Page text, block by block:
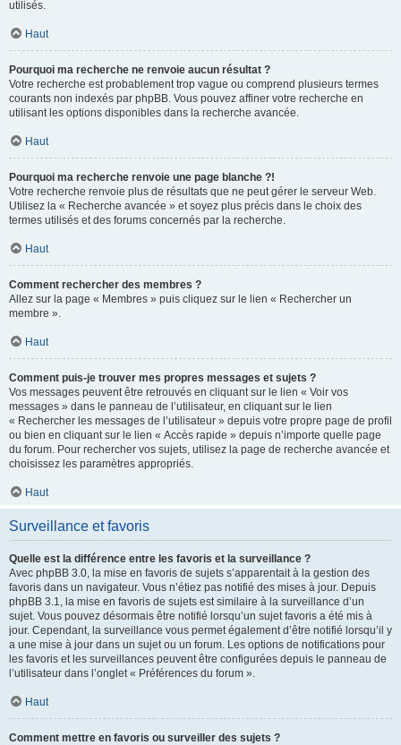
utilisés.
Haut
Pourquoi ma recherche ne renvoie aucun résultat ?
Votre recherche est probablement trop vague ou comprend plusieurs termes
courants non indexés par phpBB. Vous pouvez affiner votre recherche en
utilisant les options disponibles dans la recherche avancée.
Haut
Pourquoi ma recherche renvoie une page blanche ?!
Votre recherche renvoie plus de résultats que ne peut gérer le serveur Web.
Utilisez la « Recherche avancée » et soyez plus précis dans le choix des
termes utilisés et des forums concernés par la recherche.
Haut
Comment rechercher des membres ?
Allez sur la page « Membres » puis cliquez sur le lien « Rechercher un
membre ».
Haut
Comment puis-je trouver mes propres messages et sujets ?
Vos messages peuvent être retrouvés en cliquant sur le lien « Voir vos
messages » dans le panneau de l’utilisateur, en cliquant sur le lien
« Rechercher les messages de l’utilisateur » depuis votre propre page de profil
ou bien en cliquant sur le lien « Accès rapide » depuis n’importe quelle page
du forum. Pour rechercher vos sujets, utilisez la page de recherche avancée et
choisissez les paramètres appropriés.
Haut
Surveillance et favoris
Quelle est la différence entre les favoris et la surveillance ?
Avec phpBB 3.0, la mise en favoris de sujets s’apparentait à la gestion des
favoris dans un navigateur. Vous n’étiez pas notifié des mises à jour. Depuis
phpBB 3.1, la mise en favoris de sujets est similaire à la surveillance d’un
sujet. Vous pouvez désormais être notifié lorsqu’un sujet favoris a été mis à
jour. Cependant, la surveillance vous permet également d’être notifié lorsqu’il y
a une mise à jour dans un sujet ou un forum. Les options de notifications pour
les favoris et les surveillances peuvent être configurées depuis le panneau de
l’utilisateur dans l’onglet « Préférences du forum ».
Haut
Comment mettre en favoris ou surveiller des sujets ?